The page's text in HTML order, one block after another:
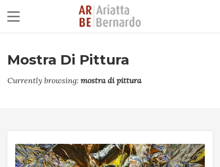
Mostra Di Pittura
Currently browsing: mostra di pittura